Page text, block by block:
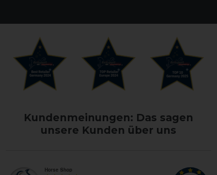
Kundenmeinungen: Das sagen
unsere Kunden über uns